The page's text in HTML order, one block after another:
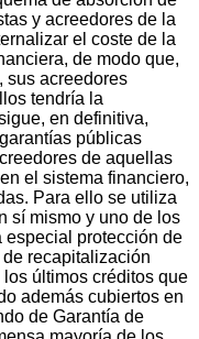
y acreedores de la
el coste de la
de modo que,
sus acreedores
tendría la
en definitiva,
públicas
de aquellas
el sistema financiero,
Para ello se utiliza
sí mismo y uno de los
especial protección de
recapitalización
últimos créditos que
además cubiertos en
de Garantía de